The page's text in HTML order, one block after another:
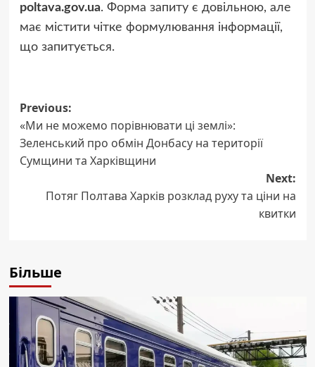
poltava.gov.ua. Форма запиту є довільною, але
має містити чітке формулювання інформації,
що запитується.
Post
navigation
Previous:
«Ми не можемо порівнювати ці землі»:
Зеленський про обмін Донбасу на території
Сумщини та Харківщини
Next:
Потяг Полтава Харків розклад руху та ціни на
квитки
Більше